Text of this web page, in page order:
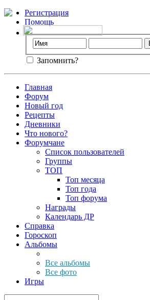
Регистрация
Помощь
Запомнить?
Главная
Форум
Новый год
Рецепты
Дневники
Что нового?
Форумчане
Список пользователей
Группы
ТОП
Топ месяца
Топ года
Топ форума
Награды
Календарь ДР
Справка
Гороскоп
Альбомы
Все альбомы
Все фото
Игры